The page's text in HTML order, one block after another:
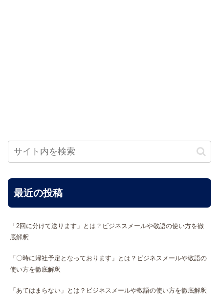
最近の投稿
「2回に分けて送ります」とは？ビジネスメールや敬語の使い方を徹
底解釈
「〇時に帰社予定となっております」とは？ビジネスメールや敬語の
使い方を徹底解釈
「あてはまらない」とは？ビジネスメールや敬語の使い方を徹底解釈